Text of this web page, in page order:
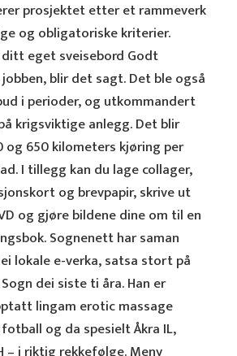
prosjektet etter et rammeverk
og obligatoriske kriterier.
eget sveisebord Godt
blir det sagt. Det ble også
i perioder, og utkommandert
krigsviktige anlegg. Det blir
650 kilometers kjøring per
I tillegg kan du lage collager,
og brevpapir, skrive ut
og gjøre bildene dine om til en
Sognenett har saman
lokale e-verka, satsa stort på
dei siste ti åra. Han er
lingam erotic massage
og da spesielt Åkra IL,